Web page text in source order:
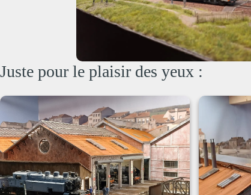
Juste pour le plaisir des yeux :